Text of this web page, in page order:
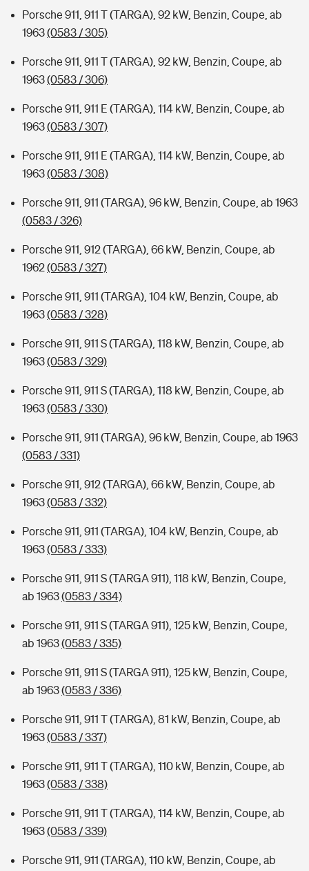
Porsche 911, 911 T (TARGA), 92 kW, Benzin, Coupe, ab
1963(0583 / 305)
Porsche 911, 911 T (TARGA), 92 kW, Benzin, Coupe, ab
1963(0583 / 306)
Porsche 911, 911 E (TARGA), 114 kW, Benzin, Coupe, ab
1963(0583 / 307)
Porsche 911, 911 E (TARGA), 114 kW, Benzin, Coupe, ab
1963(0583 / 308)
Porsche 911, 911 (TARGA), 96 kW, Benzin, Coupe, ab 1963
(0583 / 326)
Porsche 911, 912 (TARGA), 66 kW, Benzin, Coupe, ab
1962(0583 / 327)
Porsche 911, 911 (TARGA), 104 kW, Benzin, Coupe, ab
1963(0583 / 328)
Porsche 911, 911 S (TARGA), 118 kW, Benzin, Coupe, ab
1963(0583 / 329)
Porsche 911, 911 S (TARGA), 118 kW, Benzin, Coupe, ab
1963(0583 / 330)
Porsche 911, 911 (TARGA), 96 kW, Benzin, Coupe, ab 1963
(0583 / 331)
Porsche 911, 912 (TARGA), 66 kW, Benzin, Coupe, ab
1963(0583 / 332)
Porsche 911, 911 (TARGA), 104 kW, Benzin, Coupe, ab
1963(0583 / 333)
Porsche 911, 911 S (TARGA 911), 118 kW, Benzin, Coupe,
ab 1963(0583 / 334)
Porsche 911, 911 S (TARGA 911), 125 kW, Benzin, Coupe,
ab 1963(0583 / 335)
Porsche 911, 911 S (TARGA 911), 125 kW, Benzin, Coupe,
ab 1963(0583 / 336)
Porsche 911, 911 T (TARGA), 81 kW, Benzin, Coupe, ab
1963(0583 / 337)
Porsche 911, 911 T (TARGA), 110 kW, Benzin, Coupe, ab
1963(0583 / 338)
Porsche 911, 911 T (TARGA), 114 kW, Benzin, Coupe, ab
1963(0583 / 339)
Porsche 911, 911 (TARGA), 110 kW, Benzin, Coupe, ab